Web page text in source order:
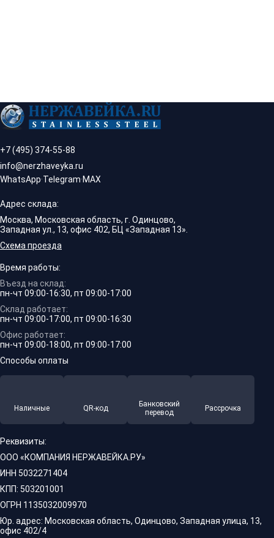
+7 (495) 374-55-88
info@nerzhaveyka.ru
WhatsApp·Telegram·MAX
Адрес склада:
Москва, Московская область, г. Одинцово,
Западная ул., 13, офис 402, БЦ «Западная 13».
Схема проезда
Время работы:
Въезд на склад:
пн-чт 09:00-16:30, пт 09:00-17:00
Склад работает:
пн-чт 09:00-17:00, пт 09:00-16:30
Офис работает:
пн-чт 09:00-18:00, пт 09:00-17:00
Способы оплаты
Наличные QR-код
Банковский
перевод
Рассрочка
Реквизиты:
ООО «КОМПАНИЯ НЕРЖАВЕЙКА.РУ»
ИНН 5032271404
КПП: 503201001
ОГРН 1135032009970
Юр. адрес: Московская область, Одинцово, Западная улица, 13,
офис 402/4